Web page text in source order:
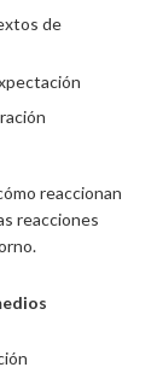
de
reaccionan
reacciones